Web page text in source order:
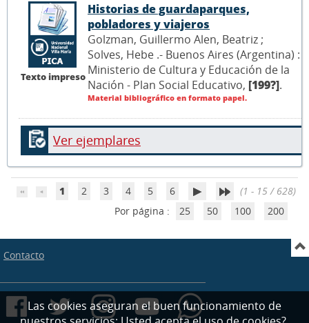
Texto impreso
Historias de guardaparques,
pobladores y viajeros
Golzman, Guillermo Alen, Beatriz ;
Solves, Hebe .- Buenos Aires (Argentina) :
Ministerio de Cultura y Educación de la
Nación - Plan Social Educativo, [199?].
Material bibliográfico en formato papel.
Ver ejemplares
1 2 3 4 5 6
(1 - 15 / 628)
Por página :
25 50 100 200
Contacto
Las cookies aseguran el buen funcionamiento de